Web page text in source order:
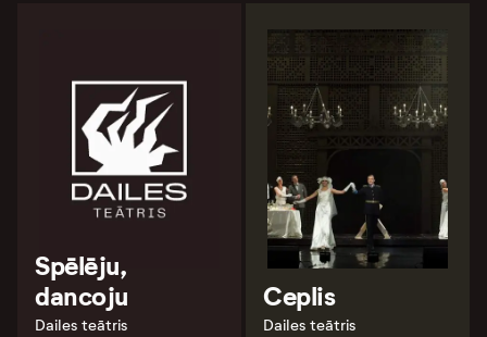
Spēlēju,
dancoju
Dailes teātris
Ceplis
Dailes teātris